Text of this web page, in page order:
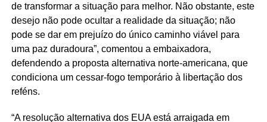
de transformar a situação para melhor. Não obstante, este
desejo não pode ocultar a realidade da situação; não
pode se dar em prejuízo do único caminho viável para
uma paz duradoura”, comentou a embaixadora,
defendendo a proposta alternativa norte-americana, que
condiciona um cessar-fogo temporário à libertação dos
reféns.
“A resolução alternativa dos EUA está arraigada em